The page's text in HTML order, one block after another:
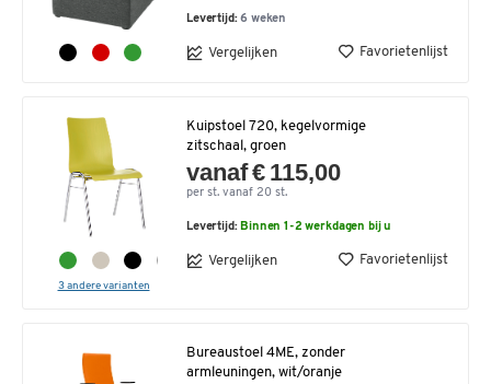
Levertijd:6 weken
Vergelijken Favorietenlijst
3 andere varianten
Kuipstoel 720, kegelvormige
zitschaal, groen
vanaf € 115,00
per st. vanaf 20 st.
Levertijd: Binnen 1-2 werkdagen bij u
Vergelijken Favorietenlijst
Bureaustoel 4ME, zonder
armleuningen, wit/oranje